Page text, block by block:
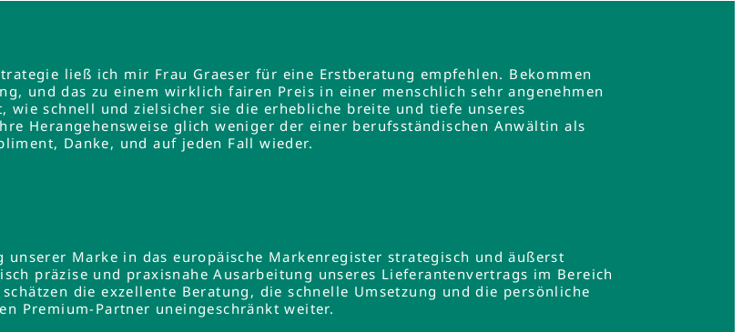
ließ ich mir Frau Graeser für eine Erstberatung empfehlen. Bekommen
und das zu einem wirklich fairen Preis in einer menschlich sehr angenehmen
wie schnell und zielsicher sie die erhebliche breite und tiefe unseres
Herangehensweise glich weniger der einer berufsständischen Anwältin als
Danke, und auf jeden Fall wieder.
unserer Marke in das europäische Markenregister strategisch und äußerst
präzise und praxisnahe Ausarbeitung unseres Lieferantenvertrags im Bereich
die exzellente Beratung, die schnelle Umsetzung und die persönliche
Premium-Partner uneingeschränkt weiter.